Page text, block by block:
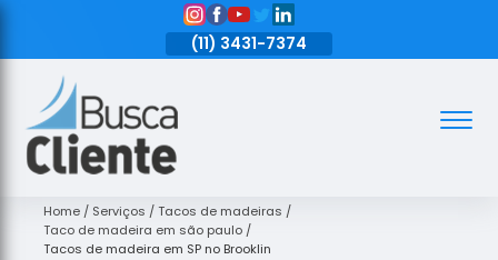
(11) 3431-7374
Assoalhos
de Madeira
Decks de
Home Serviços
Tacos de madeiras
Taco de madeira em são paulo
Tacos de madeira em SP no Brooklin